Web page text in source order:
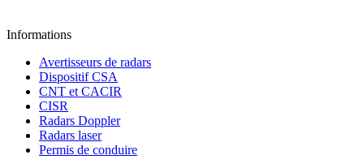
Informations
Avertisseurs de radars
Dispositif CSA
CNT et CACIR
CISR
Radars Doppler
Radars laser
Permis de conduire